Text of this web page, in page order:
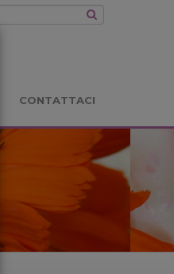
CONTATTACI